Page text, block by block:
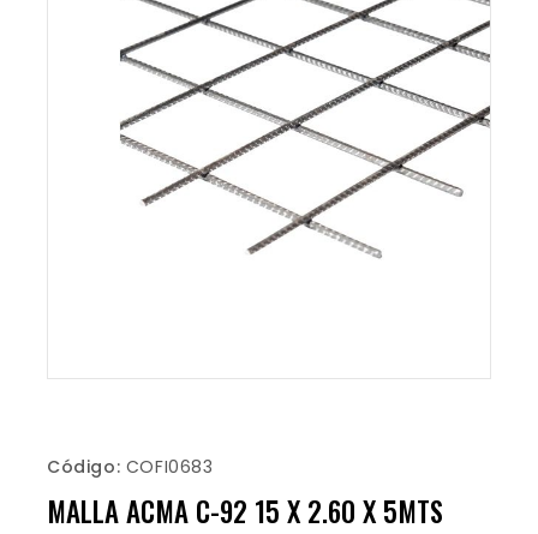
Código: COFI0683
MALLA ACMA C-92 15 X 2.60 X 5MTS